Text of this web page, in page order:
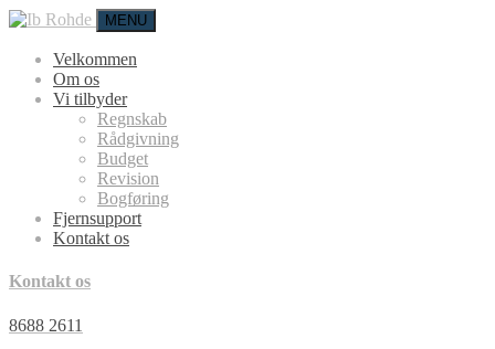
MENU
Velkommen
Om os
Vi tilbyder
Regnskab
Rådgivning
Budget
Revision
Bogføring
Fjernsupport
Kontakt os
Kontakt os
8688 2611